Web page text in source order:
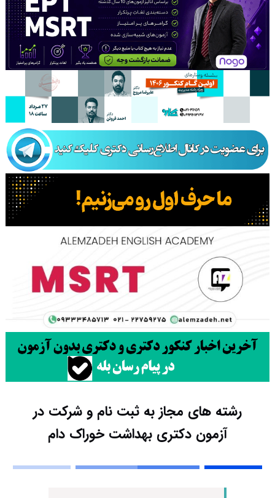
رشته های مجاز به ثبت نام و شرکت در
آزمون دکتری بهداشت خوراک دام